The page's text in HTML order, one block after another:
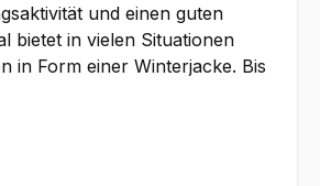
und einen guten
bietet in vielen Situationen
in Form einer Winterjacke. Bis